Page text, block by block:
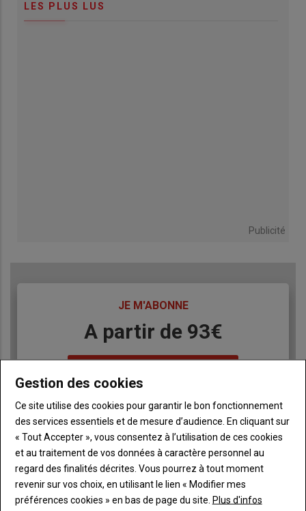
LES PLUS LUS
Publicité
JE M'ABONNE
A partir de 93€
Lien
Liste
à
puce
Accédez à tous les articles du site L'Aurore
Paysanne
Consultez le journal L'Aurore Paysanne au format
numérique, sur tous les supports
Ne manquez aucune information grâce à la
newsletter du journal L'Aurore Paysanne
Gestion des cookies
Ce site utilise des cookies pour garantir le bon fonctionnement
des services essentiels et de mesure d’audience. En cliquant sur
« Tout Accepter », vous consentez à l’utilisation de ces cookies
et au traitement de vos données à caractère personnel au
regard des finalités décrites. Vous pourrez à tout moment
revenir sur vos choix, en utilisant le lien « Modifier mes
préférences cookies » en bas de page du site. Plus d'infos